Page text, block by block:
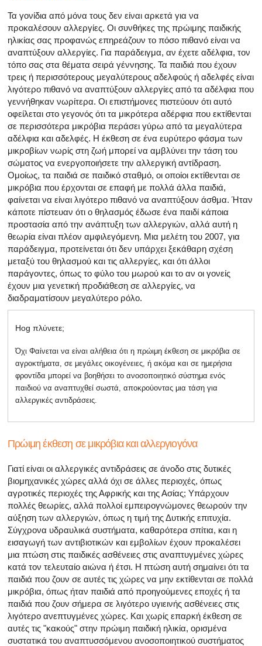
Τα γονίδια από μόνα τους δεν είναι αρκετά για να
προκαλέσουν αλλεργίες. Οι συνθήκες της πρώιμης παιδικής
ηλικίας σας προφανώς επηρεάζουν το πόσο πιθανό είναι να
αναπτύξουν αλλεργίες. Για παράδειγμα, αν έχετε αδέλφια, τον
τόπο σας στα θέματα σειρά γέννησης. Τα παιδιά που έχουν
τρεις ή περισσότερους μεγαλύτερους αδελφούς ή αδελφές είναι
λιγότερο πιθανό να αναπτύξουν αλλεργίες από τα αδέλφια που
γεννήθηκαν νωρίτερα. Οι επιστήμονες πιστεύουν ότι αυτό
οφείλεται στο γεγονός ότι τα μικρότερα αδέρφια που εκτίθενται
σε περισσότερα μικρόβια περάσει γύρω από τα μεγαλύτερα
αδέλφια και αδελφές. Η έκθεση σε ένα ευρύτερο φάσμα των
μικροβίων νωρίς στη ζωή μπορεί να αμβλύνει την τάση του
σώματος να ενεργοποιήσετε την αλλεργική αντίδραση.
Ομοίως, τα παιδιά σε παιδικό σταθμό, οι οποίοι εκτίθενται σε
μικρόβια που έρχονται σε επαφή με πολλά άλλα παιδιά,
φαίνεται να είναι λιγότερο πιθανό να αναπτύξουν άσθμα. Ήταν
κάποτε πίστευαν ότι ο θηλασμός έδωσε ένα παιδί κάποια
προστασία από την ανάπτυξη των αλλεργιών, αλλά αυτή η
θεωρία είναι πλέον αμφιλεγόμενη. Μια μελέτη του 2007, για
παράδειγμα, προτείνεται ότι δεν υπάρχει ξεκάθαρη σχέση
μεταξύ του θηλασμού και τις αλλεργίες, και ότι άλλοι
παράγοντες, όπως το φύλο του μωρού και το αν οι γονείς
έχουν μια γενετική προδιάθεση σε αλλεργίες, να
διαδραματίσουν μεγαλύτερο ρόλο.
Hog πλύνετε;
Όχι Φαίνεται να είναι αλήθεια ότι η πρώιμη έκθεση σε μικρόβια σε
αγροκτήματα, σε μεγάλες οικογένειες, ή ακόμα και σε ημερήσια
φροντίδα μπορεί να βοηθήσει το ανοσοποιητικό σύστημα ενός
παιδιού να αναπτυχθεί σωστά, αποκρούοντας μια τάση για
αλλεργικές αντιδράσεις.
Πρώιμη έκθεση σε μικρόβια και αλλεργιογόνα
Γιατί είναι οι αλλεργικές αντιδράσεις σε άνοδο στις δυτικές
βιομηχανικές χώρες αλλά όχι σε άλλες περιοχές, όπως
αγροτικές περιοχές της Αφρικής και της Ασίας; Υπάρχουν
πολλές θεωρίες, αλλά πολλοί εμπειρογνώμονες θεωρούν την
αύξηση των αλλεργιών, όπως η τιμή της Δυτικής επιτυχία.
Σύγχρονα υδραυλικά συστήματα, καθαρότερα σπίτια, και η
εισαγωγή των αντιβιοτικών και εμβολίων έχουν προκαλέσει
μια πτώση στις παιδικές ασθένειες στις αναπτυγμένες χώρες
κατά τον τελευταίο αιώνα ή έτσι. Η πτώση αυτή σημαίνει ότι τα
παιδιά που ζουν σε αυτές τις χώρες να μην εκτίθενται σε πολλά
μικρόβια, όπως ήταν παιδιά από προηγούμενες εποχές ή τα
παιδιά που ζουν σήμερα σε λιγότερο υγιεινής ασθένειες στις
λιγότερο ανεπτυγμένες χώρες. Και χωρίς επαρκή έκθεση σε
αυτές τις "κακούς" στην πρώιμη παιδική ηλικία, ορισμένα
συστατικά του αναπτυσσόμενου ανοσοποιητικού συστήματος